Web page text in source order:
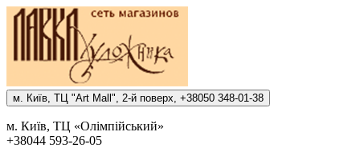
м. Киïв, ТЦ "Art Mall", 2-й поверх, +38050 348-01-38
м. Киïв, ТЦ «Олiмпiйський»
+38044 593-26-05